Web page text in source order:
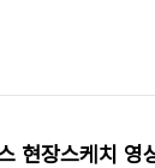
현장스케치 영